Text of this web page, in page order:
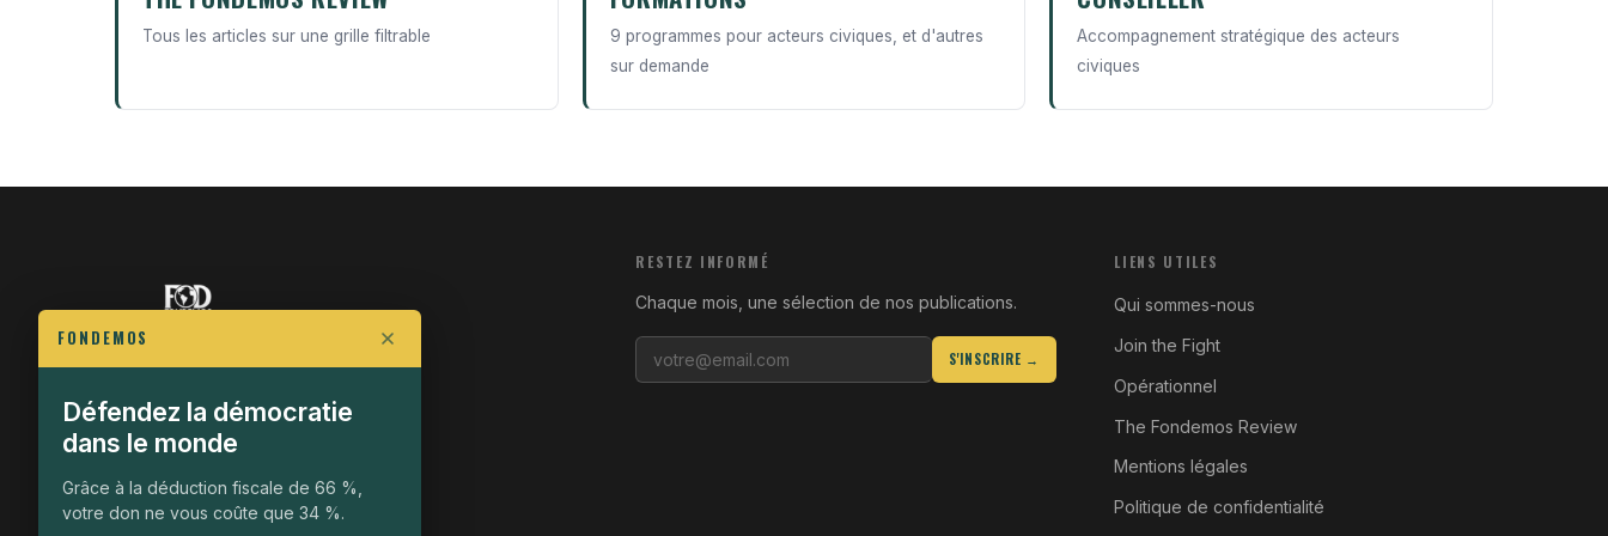
Tous les articles sur une grille filtrable
9 programmes pour acteurs civiques, et d'autres
sur demande
Accompagnement stratégique des acteurs
civiques
The Fondemos Review
Awakening Minds to the Democratic Fight
19, rue Auguste Chabrières
75015 Paris
RESTEZ INFORMÉ
Chaque mois, une sélection de nos publications.
S'INSCRIRE →
LIENS UTILES
Qui sommes-nous
Join the Fight
Opérationnel
The Fondemos Review
Mentions légales
Politique de confidentialité
FONDEMOS
Défendez la démocratie
dans le monde
Grâce à la déduction fiscale de 66 %,
votre don ne vous coûte que 34 %.